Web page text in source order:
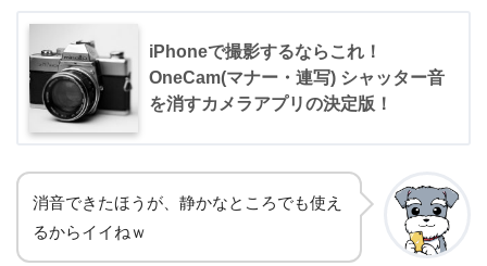
iPhoneで撮影するならこれ！
OneCam(マナー・連写) シャッター音
を消すカメラアプリの決定版！
消音できたほうが、静かなところでも使え
るからイイねｗ